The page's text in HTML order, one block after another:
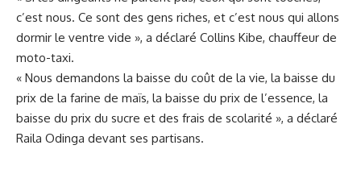
c’est nous. Ce sont des gens riches, et c’est nous qui allons
dormir le ventre vide », a déclaré Collins Kibe, chauffeur de
moto-taxi.
« Nous demandons la baisse du coût de la vie, la baisse du
prix de la farine de maïs, la baisse du prix de l’essence, la
baisse du prix du sucre et des frais de scolarité », a déclaré
Raila Odinga devant ses partisans.